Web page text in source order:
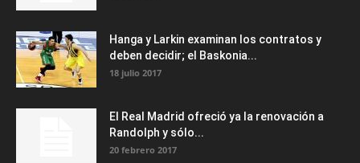
Hanga y Larkin examinan los contratos y
deben decidir; el Baskonia...
18 julio 2017
El Real Madrid ofreció ya la renovación a
Randolph y sólo...
20 febrero 2017